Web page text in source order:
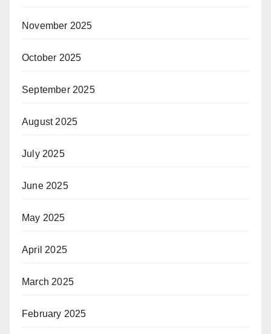
November 2025
October 2025
September 2025
August 2025
July 2025
June 2025
May 2025
April 2025
March 2025
February 2025